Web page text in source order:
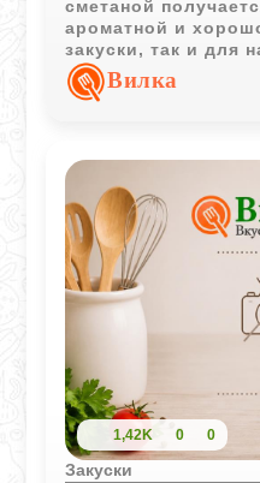
сметаной
ароматной и
закуски, так и для
Вилка
1,42K 0 0
Закуски